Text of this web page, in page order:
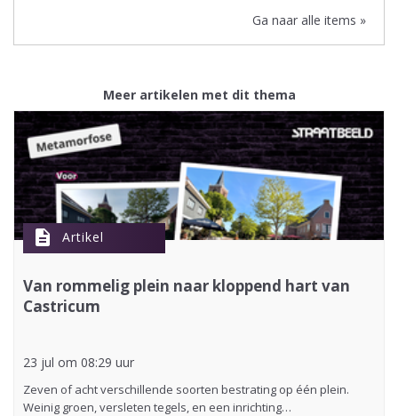
Ga naar alle items »
Meer artikelen met dit thema
description Artikel
Van rommelig plein naar kloppend hart van
Castricum
23 jul om 08:29 uur
Zeven of acht verschillende soorten bestrating op één plein.
Weinig groen, versleten tegels, en een inrichting…